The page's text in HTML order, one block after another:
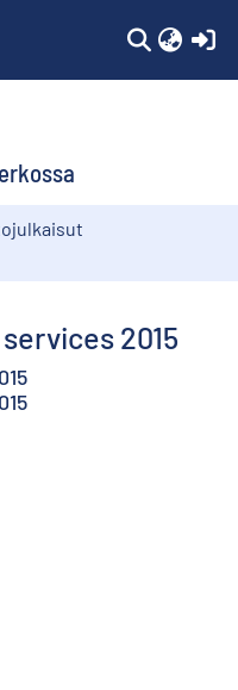
2015